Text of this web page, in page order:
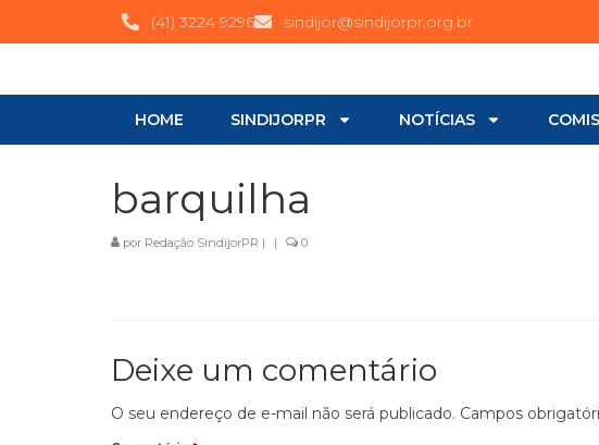
(41) 3224 9296 sindijor@sindijorpr.org.br
HOME SINDIJORPR NOTÍCIAS
barquilha
por Redação SindijorPR | | 0
Deixe um comentário
O seu endereço de e-mail não será publicado. Campos